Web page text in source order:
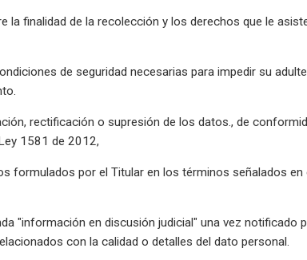
la finalidad de la recolección y los derechos que le
de seguridad necesarias para impedir su
rectificación o supresión de los datos., de
1581 de 2012,
formulados por el Titular en los términos señalados
"información en discusión judicial" una vez notificado
con la calidad o detalles del dato personal.